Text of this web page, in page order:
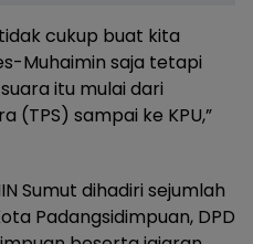
cukup buat kita
Muhaimin saja tetapi
itu mulai dari
(TPS) sampai ke KPU,”
Sumut dihadiri sejumlah
Padangsidimpuan, DPD